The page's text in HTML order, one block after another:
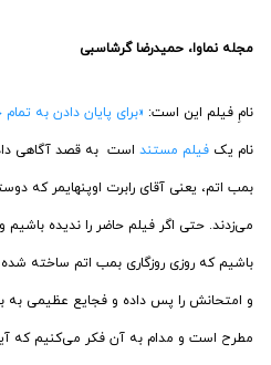
مجله نماوا، حمیدرضا گرشاسبی
نامِ فیلم این است: «برای پایان دادن به
نام یک فیلم مستند است به قصد آگاهی
بمب اتم، یعنی آقای رابرت اوپنهایمر که
می‌زدند. حتی اگر فیلم حاضر را ندیده
باشیم که روزی روزگاری بمب اتم ساخته
و امتحانش را پس داده و فجایع عظیمی به
مطرح است و مدام به آن فکر می‌کنیم که آیا